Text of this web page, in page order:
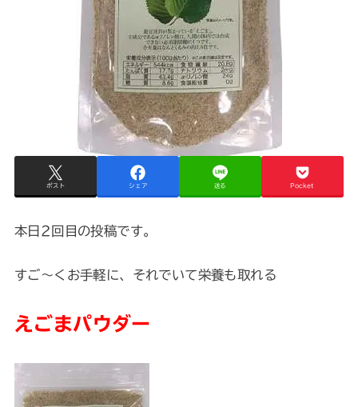
ポスト シェア 送る Pocket
本日2回目の投稿です。
すご～くお手軽に、それでいて栄養も取れる
えごまパウダー